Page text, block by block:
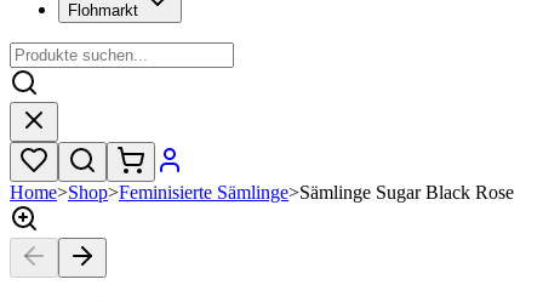
Flohmarkt
Home>Shop>Feminisierte Sämlinge>Sämlinge Sugar Black Rose